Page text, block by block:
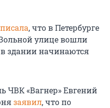
, что в Петербурге
улице вошли
здании начинаются
ЧВК «Вагнер» Евгений
заявил, что по